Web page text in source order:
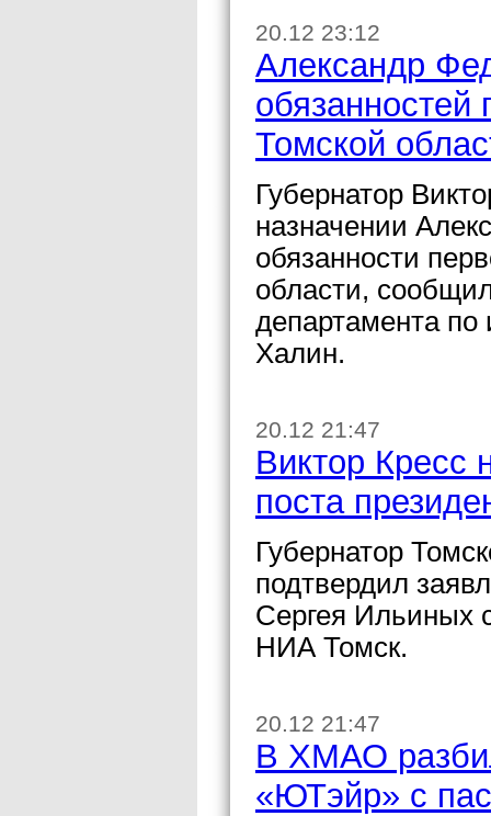
20.12 23:12
Александр
обязанностей
Томской
Губернатор
назначении
обязанности
области,
департамента
Халин.
20.12 21:47
Виктор Кресс
поста
Губернатор
подтвердил
Сергея Ильиных
НИА Томск.
20.12 21:47
В ХМАО
«ЮТэйр» с